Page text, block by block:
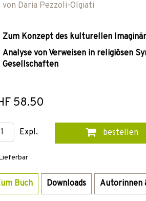
von Daria Pezzoli-Olgiati
Zum Konzept des kulturellen
Analyse von Verweisen in religiösen
Gesellschaften
58.50
Expl. bestellen
Buch Downloads Autorinnen